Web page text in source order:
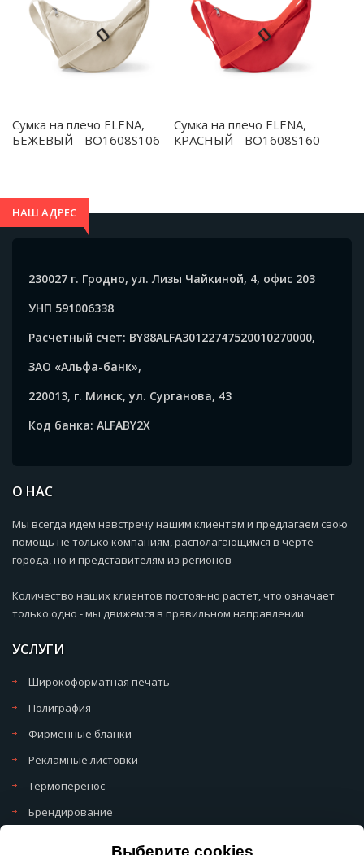
Выберите cookies
Сумка на плечо ELENA,
БЕЖЕВЫЙ - BO1608S106
Сумка на плечо ELENA,
КРАСНЫЙ - BO1608S160
НАШ АДРЕС
230027 г. Гродно, ул. Лизы Чайкиной, 4, офис 203
УНП 591006338
Расчетный счет: BY88ALFA30122747520010270000,
ЗАО «Альфа-банк»,
220013, г. Минск, ул. Сурганова, 43
Код банка: ALFABY2X
О НАС
Мы всегда идем навстречу нашим клиентам и предлагаем свою
помощь не только компаниям, располагающимся в черте
города, но и представителям из регионов
Количество наших клиентов постоянно растет, что означает
только одно - мы движемся в правильном направлении.
УСЛУГИ
Широкоформатная печать
Полиграфия
Фирменные бланки
Рекламные листовки
Термоперенос
Брендирование